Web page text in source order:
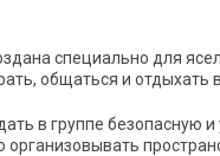
специально для
общаться и отдыхать
в группе безопасную